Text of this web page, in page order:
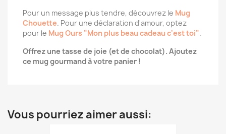
Pour un message plus tendre, découvrez le Mug
Chouette. Pour une déclaration d'amour, optez
pour le Mug Ours "Mon plus beau cadeau c'est toi".
Offrez une tasse de joie (et de chocolat). Ajoutez
ce mug gourmand à votre panier !
Vous pourriez aimer aussi: